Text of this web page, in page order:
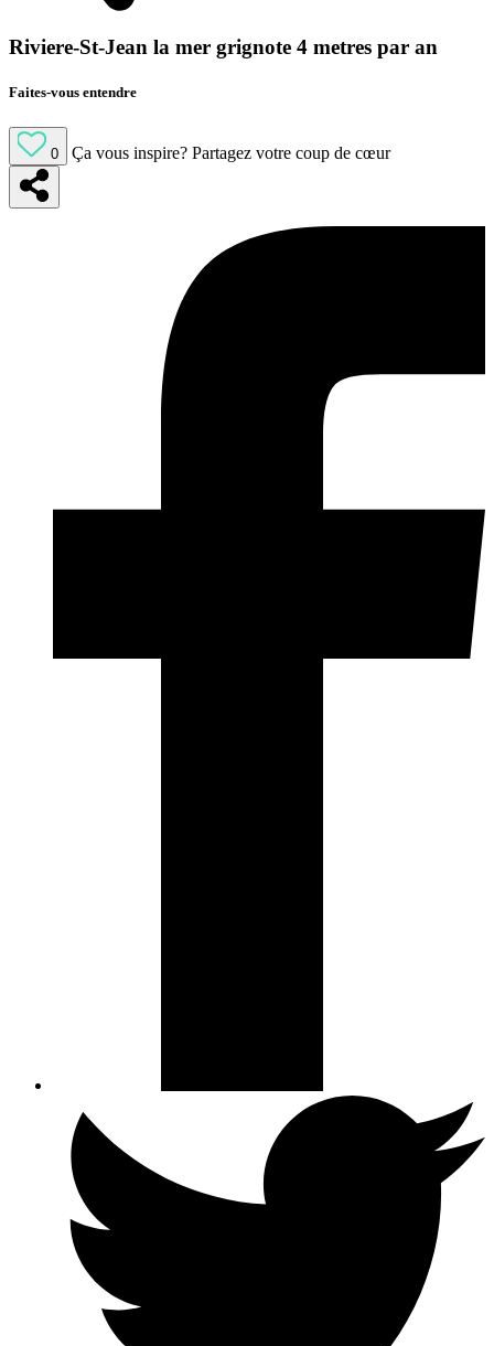
Riviere-St-Jean la mer grignote 4 metres par an
Faites-vous entendre
0 Ça vous inspire? Partagez votre coup de cœur